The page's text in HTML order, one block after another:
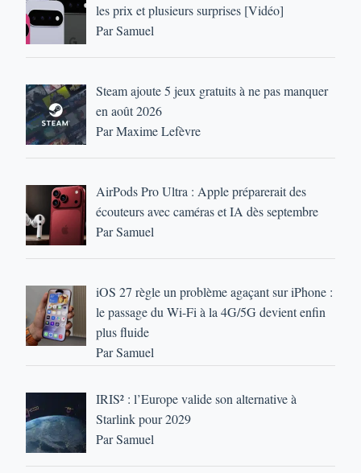
les prix et plusieurs surprises [Vidéo]
Par Samuel
Steam ajoute 5 jeux gratuits à ne pas manquer
en août 2026
Par Maxime Lefèvre
AirPods Pro Ultra : Apple préparerait des
écouteurs avec caméras et IA dès septembre
Par Samuel
iOS 27 règle un problème agaçant sur iPhone :
le passage du Wi-Fi à la 4G/5G devient enfin
plus fluide
Par Samuel
IRIS² : l’Europe valide son alternative à
Starlink pour 2029
Par Samuel